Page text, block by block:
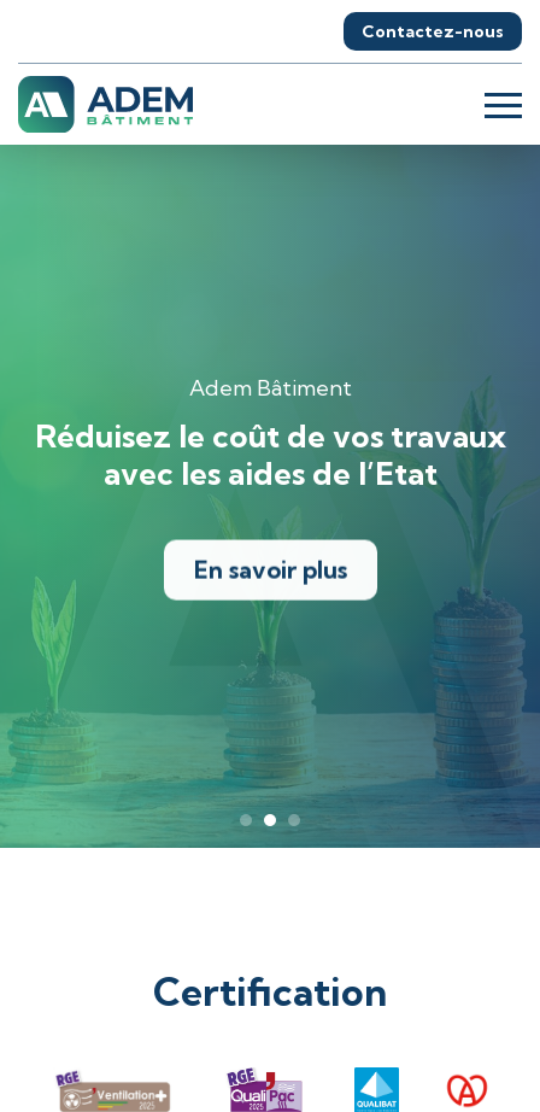
Contactez-nous
Adem Bâtiment
Réduisez le coût de vos travaux
avec les aides de l’Etat
En savoir plus
Certification